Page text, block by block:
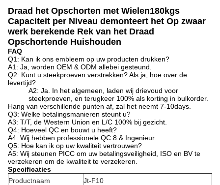
Draad het Opschorten met Wielen180kgs
Capaciteit per Niveau demonteert het Op zwaar
werk berekende Rek van het Draad
Opschortende Huishouden
FAQ
Q1: Kan ik ons embleem op uw producten drukken?
A1: Ja, worden OEM & ODM allebei gesteund.
Q2: Kunt u steekproeven verstrekken? Als ja, hoe over de
levertijd?
A2: Ja. In het algemeen, laden wij drievoud voor
steekproeven, en terugkeer 100% als korting in bulkorder.
Hang van verschillende punten af, zal het neemt 7-10days.
Q3: Welke betalingsmanieren steunt u?
A3: T/T, de Western Union en L/C 100% bij gezicht.
Q4: Hoeveel QC en bouwt u heeft?
A4: Wij hebben professionele QC 8 & Ingenieur.
Q5: Hoe kan ik op uw kwaliteit vertrouwen?
A5: Wij steunen PICC om uw betalingsveiligheid, ISO en BV te
verzekeren om de kwaliteit te verzekeren.
Specificaties
Productnaam
Jt-F10